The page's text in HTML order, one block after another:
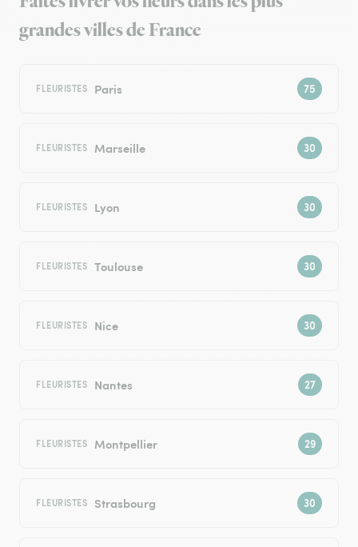
grandes villes de France
FLEURISTES Paris
FLEURISTES Marseille
FLEURISTES Lyon
FLEURISTES Toulouse
FLEURISTES Nice
FLEURISTES Nantes
FLEURISTES Montpellier
FLEURISTES Strasbourg